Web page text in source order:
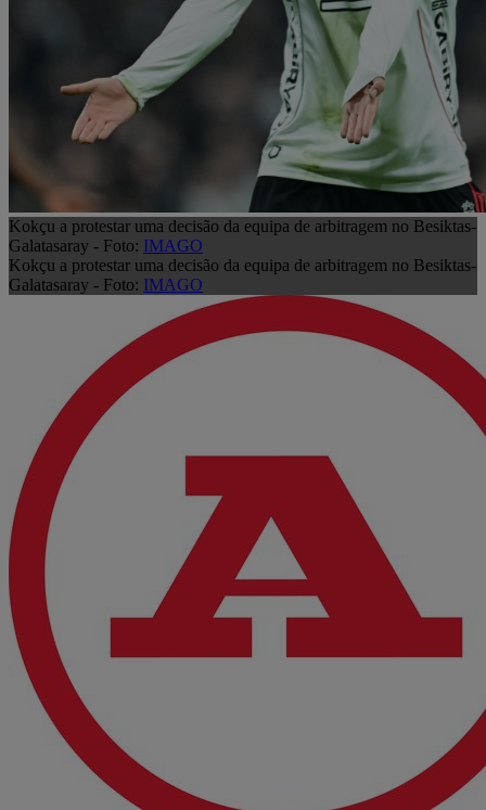
Kokçu a protestar uma decisão da equipa de arbitragem no Besiktas-
Galatasaray - Foto: IMAGO
Kokçu a protestar uma decisão da equipa de arbitragem no Besiktas-
Galatasaray - Foto: IMAGO